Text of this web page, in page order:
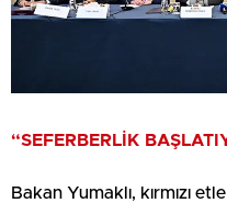
“SEFERBERLİK
Bakan Yumaklı, kırmızı